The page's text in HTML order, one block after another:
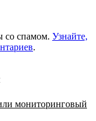
со спамом. Узнайте,
.
мониторинговый